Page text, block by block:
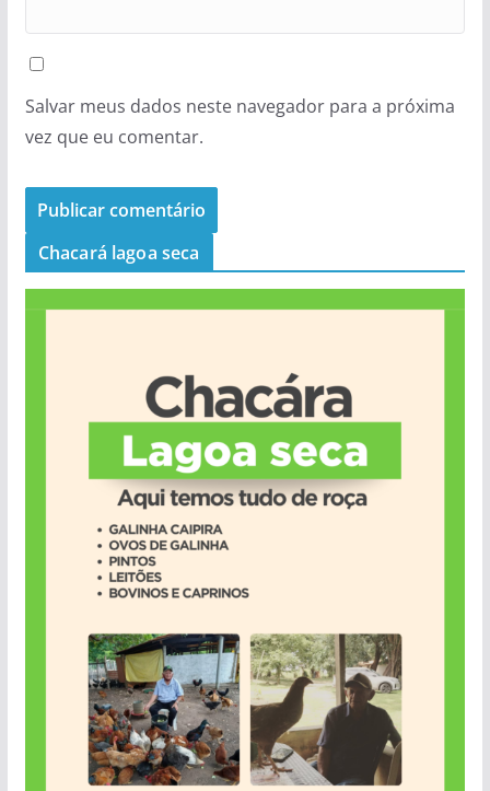
Salvar meus dados neste navegador para a próxima
vez que eu comentar.
Chacará lagoa seca